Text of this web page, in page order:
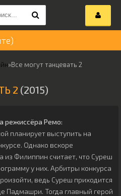
»Все могут танцевать 2
2 (2015)
режиссёра Ремо:
планирует выступить на
Однако вскоре
из Филиппин считает, что Суреш
у них. Арбитры конкурса
ведь Суреш приходится
Падмашри. Тогда главный герой